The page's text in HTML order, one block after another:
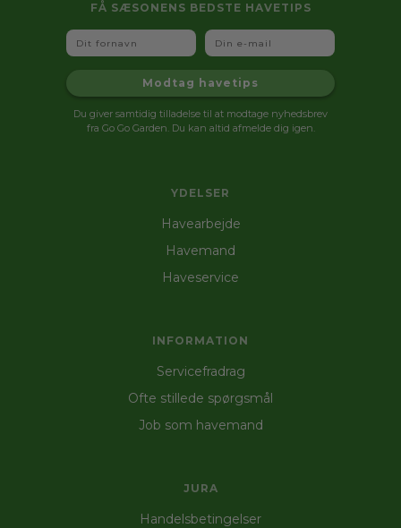
YDELSER
Havearbejde
Havemand
Haveservice
INFORMATION
Servicefradrag
Ofte stillede spørgsmål
Job som havemand
JURA
Handelsbetingelser
FÅ SÆSONENS BEDSTE HAVETIPS
Fornavn Email
Modtag havetips
Du giver samtidig tilladelse til at modtage nyhedsbrev
fra Go Go Garden. Du kan altid afmelde dig igen.